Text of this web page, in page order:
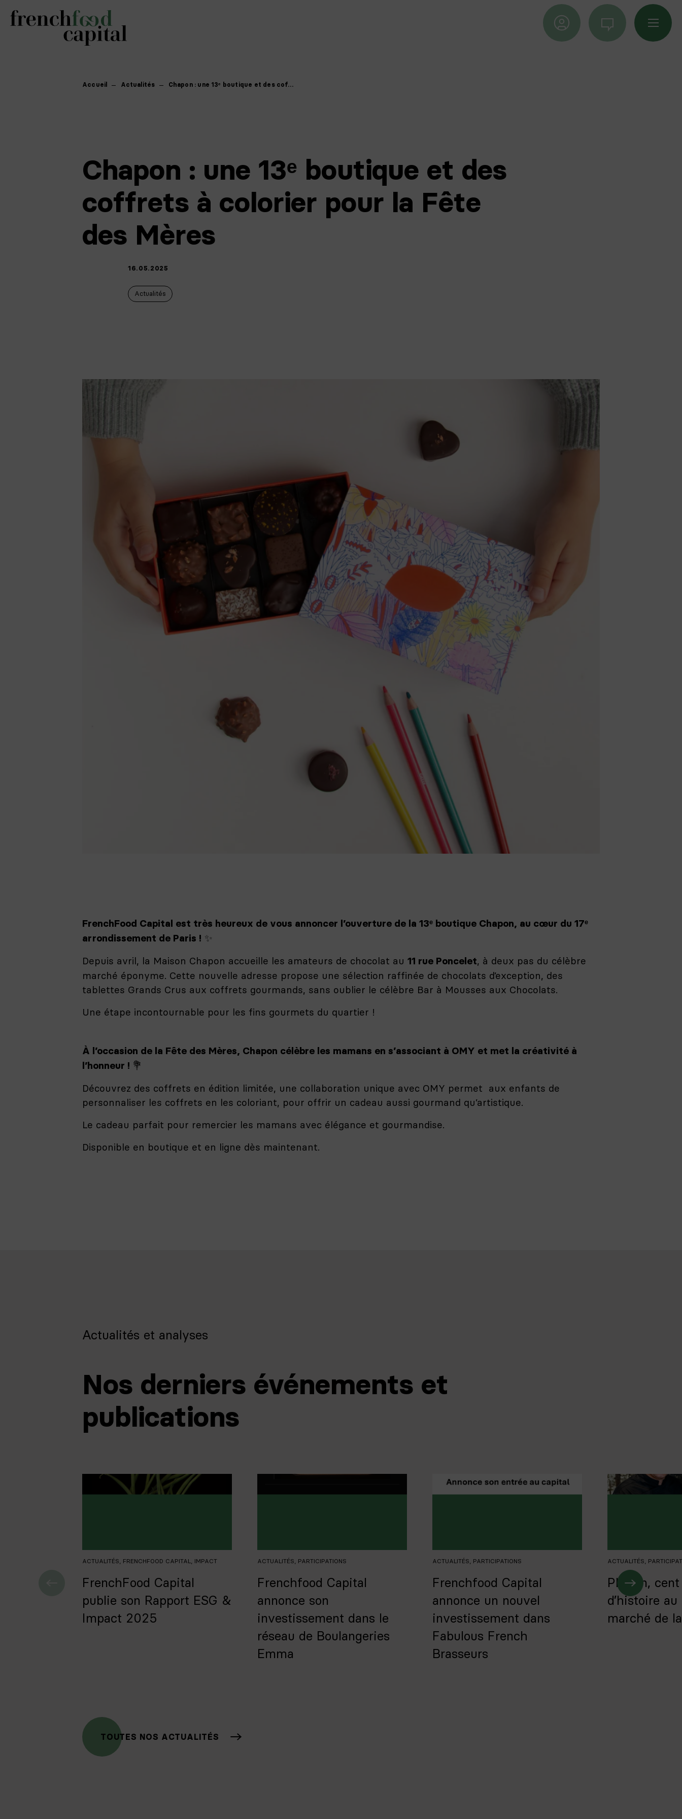
Accueil Actualités Chapon : une 13ᵉ boutique et des cof…
Chapon : une 13ᵉ boutique et des
coffrets à colorier pour la Fête
des Mères
16.05.2025
Actualités
FrenchFood Capital est très heureux de vous annoncer l’ouverture de la 13ᵉ boutique Chapon, au cœur du 17ᵉ
arrondissement de Paris ! ✨
Depuis avril, la Maison Chapon accueille les amateurs de chocolat au 11 rue Poncelet, à deux pas du célèbre
marché éponyme. Cette nouvelle adresse propose une sélection raffinée de chocolats d’exception, des
tablettes Grands Crus aux coffrets gourmands, sans oublier le célèbre Bar à Mousses aux Chocolats.
Une étape incontournable pour les fins gourmets du quartier !
À l’occasion de la Fête des Mères, Chapon célèbre les mamans en s’associant à OMY et met la créativité à
l’honneur ! 💐
Découvrez des coffrets en édition limitée, une collaboration unique avec OMY permet aux enfants de
personnaliser les coffrets en les coloriant, pour offrir un cadeau aussi gourmand qu’artistique.
Le cadeau parfait pour remercier les mamans avec élégance et gourmandise.
Disponible en boutique et en ligne dès maintenant.
Actualités et analyses
Nos derniers événements et
publications
ACTUALITÉS, FRENCHFOOD CAPITAL, IMPACT
FrenchFood Capital
publie son Rapport ESG &
Impact 2025
ACTUALITÉS, PARTICIPATIONS
Frenchfood Capital
annonce son
investissement dans le
réseau de Boulangeries
Emma
ACTUALITÉS, PARTICIPATIONS
Frenchfood Capital
annonce un nouvel
investissement dans
Fabulous French
Brasseurs
ACTUALITÉS,
Plantin,
d’histoire
marché de
TOUTES NOS ACTUALITÉS